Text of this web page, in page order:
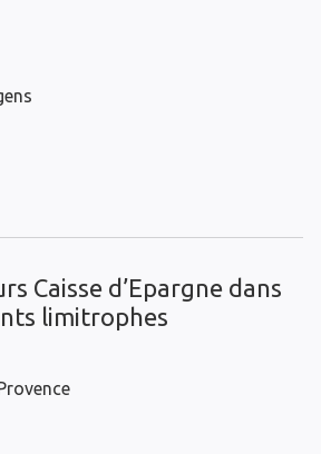
Caisse d’Epargne dans
limitrophes